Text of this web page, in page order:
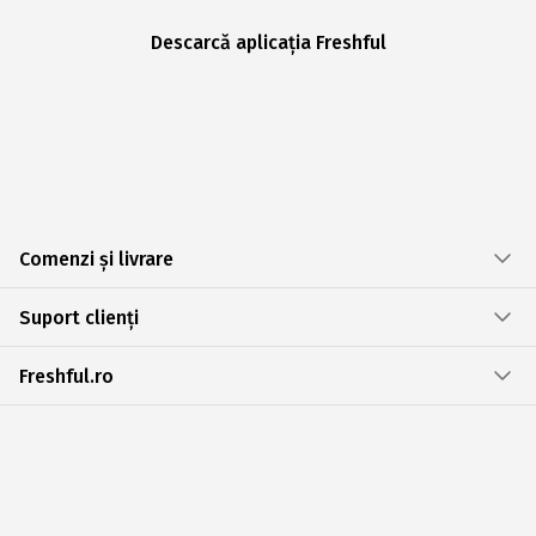
Descarcă aplicația Freshful
Comenzi și livrare
Suport clienți
Freshful.ro